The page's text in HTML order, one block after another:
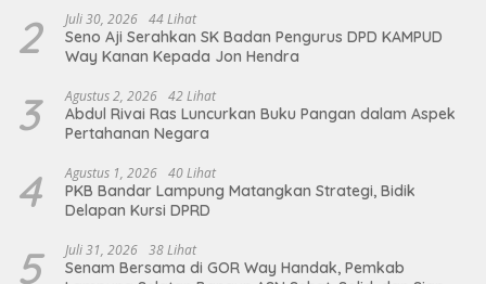
2 Juli 30, 2026 44 Lihat
Seno Aji Serahkan SK Badan Pengurus DPD KAMPUD
Way Kanan Kepada Jon Hendra
3 Agustus 2, 2026 42 Lihat
Abdul Rivai Ras Luncurkan Buku Pangan dalam Aspek
Pertahanan Negara
4 Agustus 1, 2026 40 Lihat
PKB Bandar Lampung Matangkan Strategi, Bidik
Delapan Kursi DPRD
5 Juli 31, 2026 38 Lihat
Senam Bersama di GOR Way Handak, Pemkab